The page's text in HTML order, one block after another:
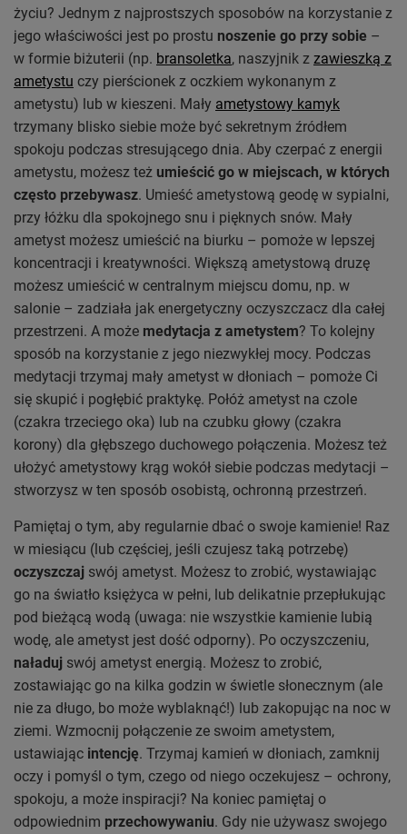
życiu? Jednym z najprostszych sposobów na korzystanie z
jego właściwości jest po prostu noszenie go przy sobie –
w formie biżuterii (np. bransoletka, naszyjnik z zawieszką z
ametystu czy pierścionek z oczkiem wykonanym z
ametystu) lub w kieszeni. Mały ametystowy kamyk
trzymany blisko siebie może być sekretnym źródłem
spokoju podczas stresującego dnia. Aby czerpać z energii
ametystu, możesz też umieścić go w miejscach, w których
często przebywasz. Umieść ametystową geodę w sypialni,
przy łóżku dla spokojnego snu i pięknych snów. Mały
ametyst możesz umieścić na biurku – pomoże w lepszej
koncentracji i kreatywności. Większą ametystową druzę
możesz umieścić w centralnym miejscu domu, np. w
salonie – zadziała jak energetyczny oczyszczacz dla całej
przestrzeni. A może medytacja z ametystem? To kolejny
sposób na korzystanie z jego niezwykłej mocy. Podczas
medytacji trzymaj mały ametyst w dłoniach – pomoże Ci
się skupić i pogłębić praktykę. Połóż ametyst na czole
(czakra trzeciego oka) lub na czubku głowy (czakra
korony) dla głębszego duchowego połączenia. Możesz też
ułożyć ametystowy krąg wokół siebie podczas medytacji –
stworzysz w ten sposób osobistą, ochronną przestrzeń.
Pamiętaj o tym, aby regularnie dbać o swoje kamienie! Raz
w miesiącu (lub częściej, jeśli czujesz taką potrzebę)
oczyszczaj swój ametyst. Możesz to zrobić, wystawiając
go na światło księżyca w pełni, lub delikatnie przepłukując
pod bieżącą wodą (uwaga: nie wszystkie kamienie lubią
wodę, ale ametyst jest dość odporny). Po oczyszczeniu,
naładuj swój ametyst energią. Możesz to zrobić,
zostawiając go na kilka godzin w świetle słonecznym (ale
nie za długo, bo może wyblaknąć!) lub zakopując na noc w
ziemi. Wzmocnij połączenie ze swoim ametystem,
ustawiając intencję. Trzymaj kamień w dłoniach, zamknij
oczy i pomyśl o tym, czego od niego oczekujesz – ochrony,
spokoju, a może inspiracji? Na koniec pamiętaj o
odpowiednim przechowywaniu. Gdy nie używasz swojego